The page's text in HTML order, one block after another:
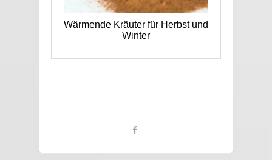
Wärmende Kräuter für Herbst und
Winter